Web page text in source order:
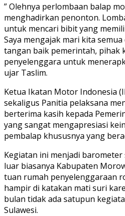
” Olehnya perlombaan balap
menghadirkan penonton.
untuk mencari bibit yang
Saya mengajak mari kita
tangan baik pemerintah, pihak
penyelenggara untuk
ujar Taslim.
Ketua Ikatan Motor Indonesia
sekaligus Panitia pelaksana
berterima kasih kepada
yang sangat mengapresiasi
pembalap khususnya yang
Kegiatan ini menjadi
luar biasanya Kabupaten
tuan rumah penyelenggaraan
hampir di katakan mati suri
bulan tidak ada satupun
Sulawesi.